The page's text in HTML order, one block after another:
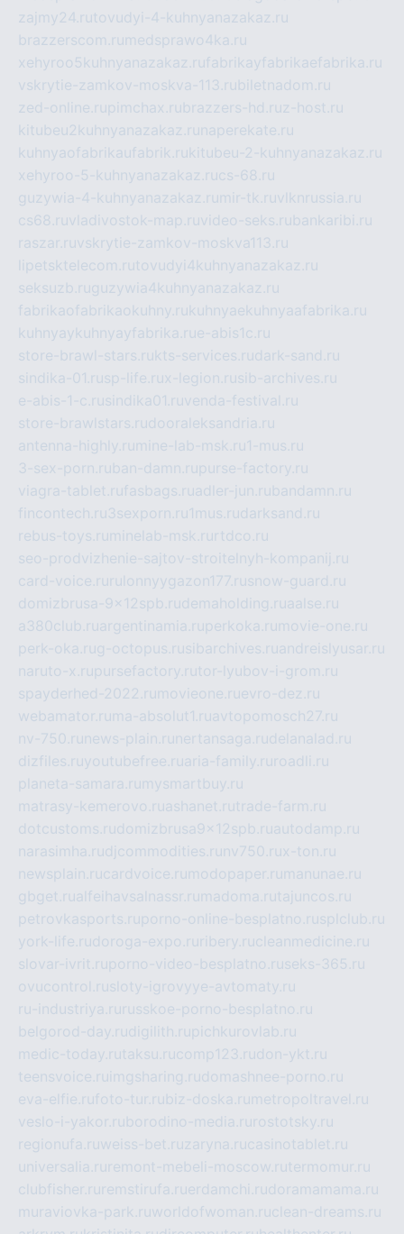
zajmy24.rutovudyi-4-kuhnyanazakaz.ru
brazzerscom.ru medsprawo4ka.ru
xehyroo5kuhnyanazakaz.rufabrikayfabrikaefabrika.ru
vskrytie-zamkov-moskva-113.rubiletnadom.ru
zed-online.rupimchax.rubrazzers-hd.ruz-host.ru
kitubeu2kuhnyanazakaz.ru naperekate.ru
kuhnyaofabrikaufabrik.rukitubeu-2-kuhnyanazakaz.ru
xehyroo-5-kuhnyanazakaz.rucs-68.ru
guzywia-4-kuhnyanazakaz.ru mir-tk.ruvlknrussia.ru
cs68.ruvladivostok-map.ruvideo-seks.rubankaribi.ru
raszar.ruvskrytie-zamkov-moskva113.ru
lipetsktelecom.rutovudyi4kuhnyanazakaz.ru
seksuzb.ruguzywia4kuhnyanazakaz.ru
fabrikaofabrikaokuhny.rukuhnyaekuhnyaafabrika.ru
kuhnyaykuhnyayfabrika.rue-abis1c.ru
store-brawl-stars.rukts-services.rudark-sand.ru
sindika-01.rusp-life.rux-legion.rusib-archives.ru
e-abis-1-c.rusindika01.ruvenda-festival.ru
store-brawlstars.rudooraleksandria.ru
antenna-highly.ru mine-lab-msk.ru1-mus.ru
3-sex-porn.ruban-damn.rupurse-factory.ru
viagra-tablet.rufasbags.ruadler-jun.rubandamn.ru
fincontech.ru3sexporn.ru1mus.rudarksand.ru
rebus-toys.ru minelab-msk.ru rtdco.ru
seo-prodvizhenie-sajtov-stroitelnyh-kompanij.ru
card-voice.ru rulonnyygazon177.rusnow-guard.ru
domizbrusa-9x12spb.rudemaholding.ruaalse.ru
a380club.ruargentinamia.ruperkoka.ru movie-one.ru
perk-oka.rug-octopus.rusibarchives.ruandreislyusar.ru
naruto-x.rupursefactory.rutor-lyubov-i-grom.ru
spayderhed-2022.ru movieone.ruevro-dez.ru
webamator.ru ma-absolut1.ruavtopomosch27.ru
nv-750.ru news-plain.ru nertansaga.rudelanalad.ru
dizfiles.ruyoutubefree.ruaria-family.ru roadli.ru
planeta-samara.ru mysmartbuy.ru
matrasy-kemerovo.ruashanet.rutrade-farm.ru
dotcustoms.rudomizbrusa9x12spb.ruautodamp.ru
narasimha.rudjcommodities.ru nv750.rux-ton.ru
newsplain.rucardvoice.ru modopaper.ru manunae.ru
gbget.rualfeihavsalnassr.ru madoma.rutajuncos.ru
petrovkasports.ruporno-online-besplatno.rusplclub.ru
york-life.rudoroga-expo.ru ribery.rucleanmedicine.ru
slovar-ivrit.ruporno-video-besplatno.ruseks-365.ru
ovucontrol.rusloty-igrovyye-avtomaty.ru
ru-industriya.ru russkoe-porno-besplatno.ru
belgorod-day.rudigilith.rupichkurovlab.ru
medic-today.rutaksu.rucomp123.rudon-ykt.ru
teensvoice.ru imgsharing.rudomashnee-porno.ru
eva-elfie.rufoto-tur.rubiz-doska.ru metropoltravel.ru
veslo-i-yakor.ruborodino-media.ru rostotsky.ru
regionufa.ruweiss-bet.ruzaryna.rucasinotablet.ru
universalia.ru remont-mebeli-moscow.rutermomur.ru
clubfisher.ru remstirufa.ruerdamchi.rudoramamama.ru
muraviovka-park.ruworldofwoman.ruclean-dreams.ru